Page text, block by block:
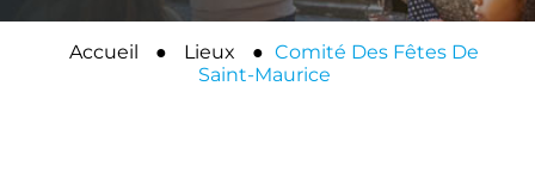
Accueil ● Lieux ● Comité Des Fêtes De
Saint-Maurice